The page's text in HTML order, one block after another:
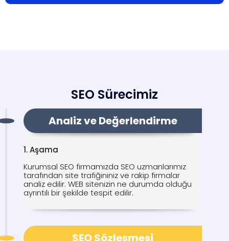
SEO Sürecimiz
Analiz ve Değerlendirme
1. Aşama
Kurumsal SEO firmamızda SEO uzmanlarımız
tarafından site trafiğininiz ve rakip firmalar
analiz edilir. WEB sitenizin ne durumda olduğu
ayrıntılı bir şekilde tespit edilir.
SEO Sözleşmesi